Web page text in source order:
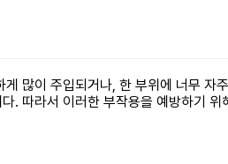
많이 주입되거나, 한 부위에 너무 자
. 따라서 이러한 부작용을 예방하기 위